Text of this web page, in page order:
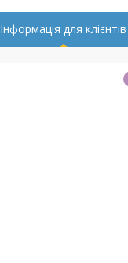
Інформація для клієнтів